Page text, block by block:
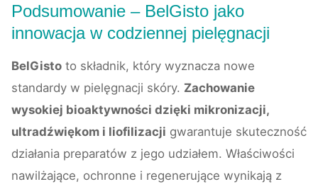
Podsumowanie – BelGisto jako
innowacja w codziennej pielęgnacji
BelGisto to składnik, który wyznacza nowe
standardy w pielęgnacji skóry. Zachowanie
wysokiej bioaktywności dzięki mikronizacji,
ultradźwiękom i liofilizacji gwarantuje skuteczność
działania preparatów z jego udziałem. Właściwości
nawilżające, ochronne i regenerujące wynikają z